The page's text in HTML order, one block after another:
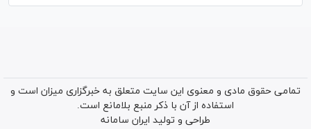
تمامی حقوق مادی و معنوی این سایت متعلق به خبرگزاری میزان است و
استفاده از آن با ذکر منبع بلامانع است.
طراحی و تولید ایران سامانه